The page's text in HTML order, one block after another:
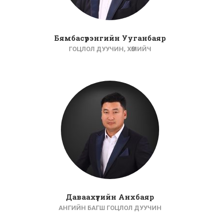
Бямбасүрэнгийн Ууганбаяр
ГОЦЛОЛ ДУУЧИН, ХӨӨМИЙЧ
Даваахүүгийн Анхбаяр
АНГИЙН БАГШ ГОЦЛОЛ ДУУЧИН